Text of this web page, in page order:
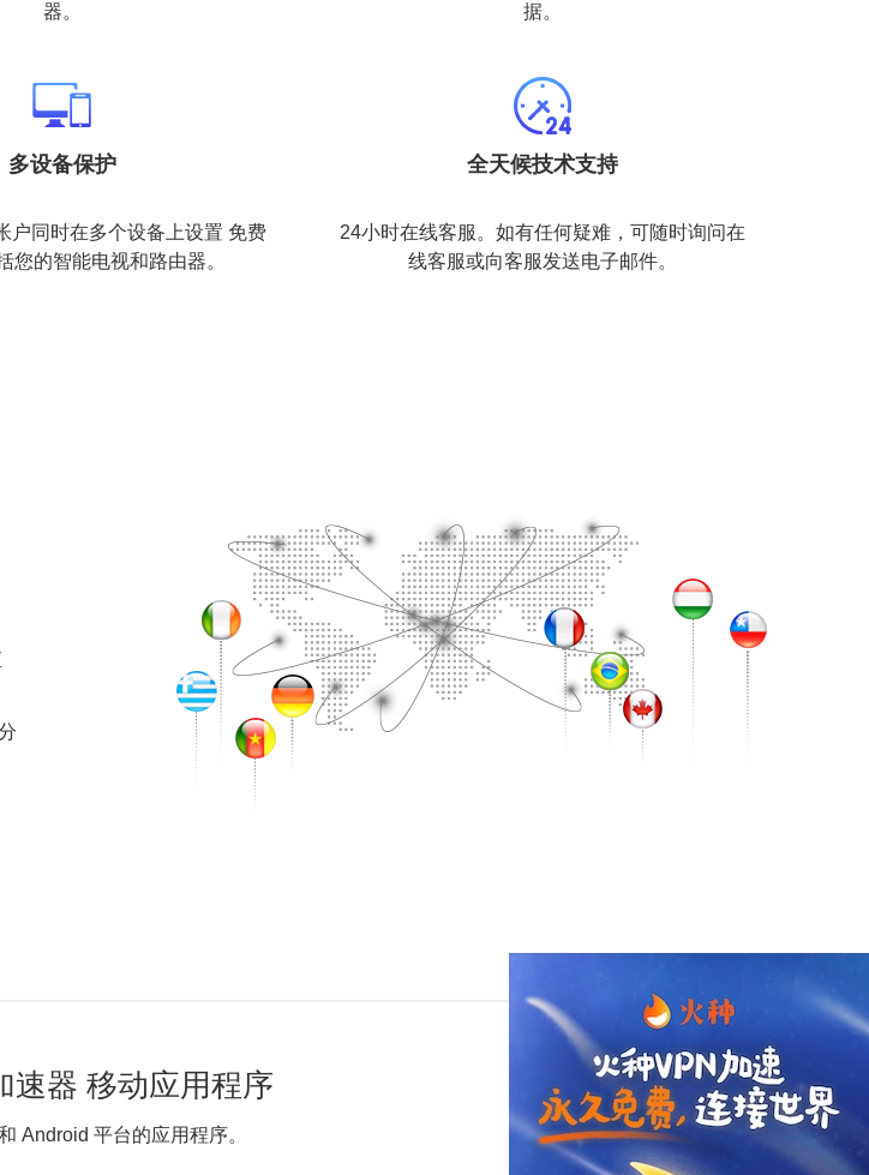
器。
据。
多设备保护
户同时在多个设备上设置 免费
您的智能电视和路由器。
全天候技术支持
24小时在线客服。如有任何疑难，可随时询问在
线客服或向客服发送电子邮件。
速器 移动应用程序
Android 平台的应用程序。